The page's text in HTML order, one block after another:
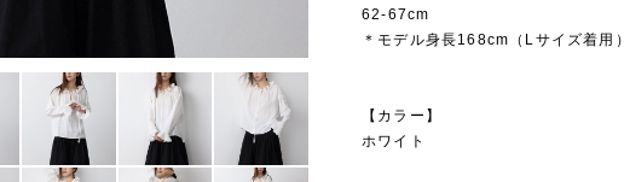
62-67cm
＊モデル身長168cm（Lサイズ着用）
【カラー】
ホワイト